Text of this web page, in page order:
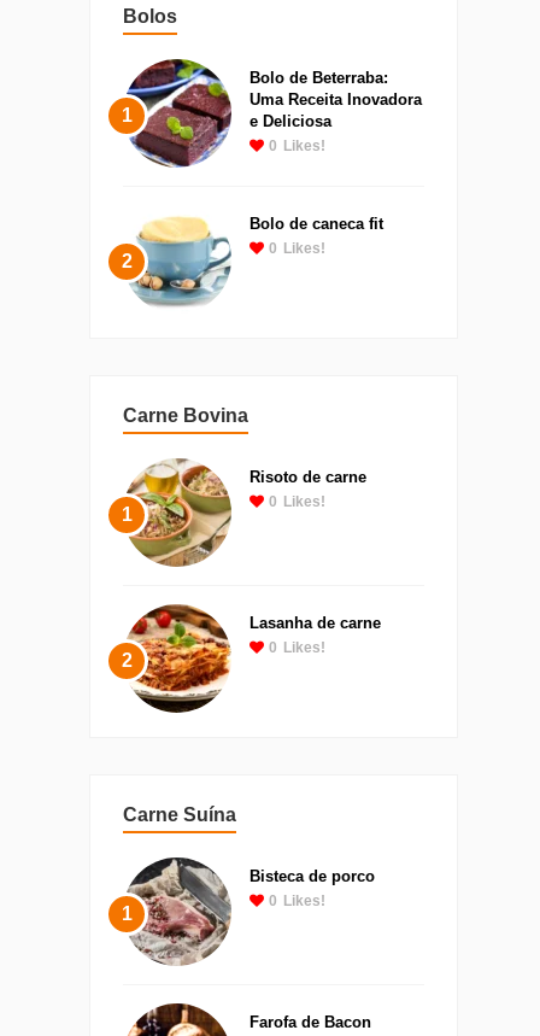
Bolos
1
Bolo de Beterraba:
Uma Receita Inovadora
e Deliciosa
0 Likes!
2
Bolo de caneca fit
0 Likes!
Carne Bovina
1
Risoto de carne
0 Likes!
2
Lasanha de carne
0 Likes!
Carne Suína
1
Bisteca de porco
0 Likes!
Farofa de Bacon